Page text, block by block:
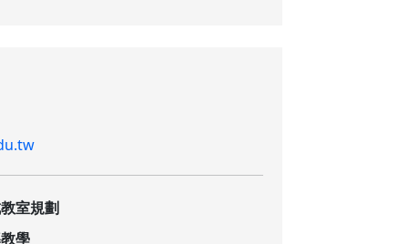
室規劃
學